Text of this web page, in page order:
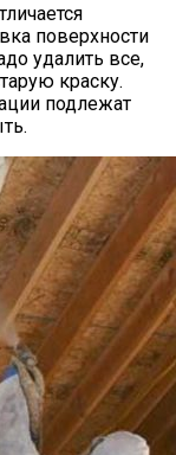
поверхности
удалить все,
краску.
подлежат